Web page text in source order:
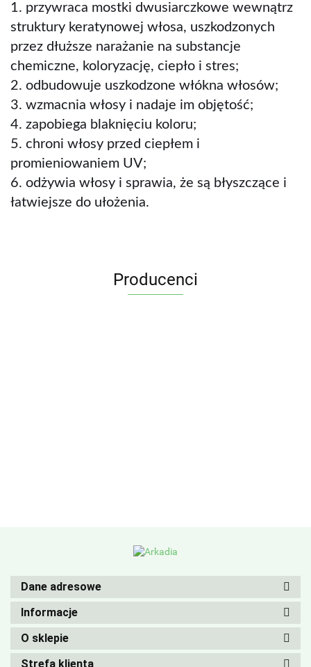
1. przywraca mostki dwusiarczkowe wewnątrz
struktury keratynowej włosa, uszkodzonych
przez dłuższe narażanie na substancje
chemiczne, koloryzację, ciepło i stres;
2. odbudowuje uszkodzone włókna włosów;
3. wzmacnia włosy i nadaje im objętość;
4. zapobiega blaknięciu koloru;
5. chroni włosy przed ciepłem i
promieniowaniem UV;
6. odżywia włosy i sprawia, że są błyszczące i
łatwiejsze do ułożenia.
Producenci
Dane adresowe
Informacje
O sklepie
Strefa klienta